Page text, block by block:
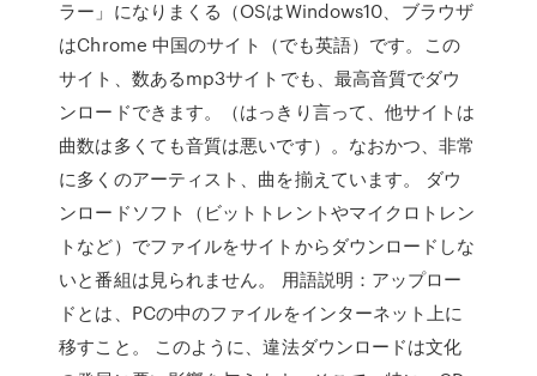
ラー」になりまくる（OSはWindows10、ブラウザ
はChrome 中国のサイト（でも英語）です。この
サイト、数あるmp3サイトでも、最高音質でダウ
ンロードできます。（はっきり言って、他サイトは
曲数は多くても音質は悪いです）。なおかつ、非常
に多くのアーティスト、曲を揃えています。 ダウ
ンロードソフト（ビットトレントやマイクロトレン
トなど）でファイルをサイトからダウンロードしな
いと番組は見られません。 用語説明：アップロー
ドとは、PCの中のファイルをインターネット上に
移すこと。 このように、違法ダウンロードは文化